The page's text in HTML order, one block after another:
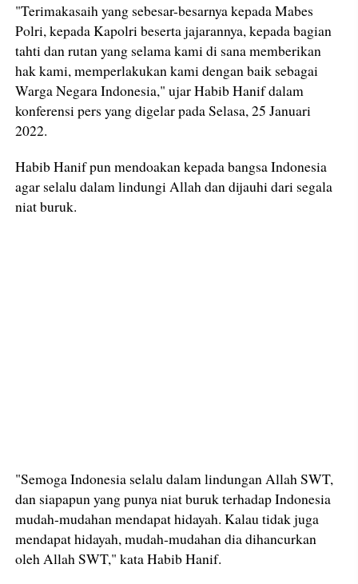
"Terimakasaih yang sebesar-besarnya kepada Mabes
Polri, kepada Kapolri beserta jajarannya, kepada bagian
tahti dan rutan yang selama kami di sana memberikan
hak kami, memperlakukan kami dengan baik sebagai
Warga Negara Indonesia," ujar Habib Hanif dalam
konferensi pers yang digelar pada Selasa, 25 Januari
2022.
Habib Hanif pun mendoakan kepada bangsa Indonesia
agar selalu dalam lindungi Allah dan dijauhi dari segala
niat buruk.
"Semoga Indonesia selalu dalam lindungan Allah SWT,
dan siapapun yang punya niat buruk terhadap Indonesia
mudah-mudahan mendapat hidayah. Kalau tidak juga
mendapat hidayah, mudah-mudahan dia dihancurkan
oleh Allah SWT," kata Habib Hanif.